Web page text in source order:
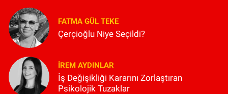
FATMA GÜL TEKE
Çerçioğlu Niye Seçildi?
İREM AYDINLAR
İş Değişikliği Kararını Zorlaştıran
Psikolojik Tuzaklar